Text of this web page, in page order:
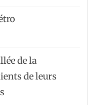
de la
de leurs